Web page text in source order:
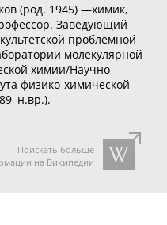
(род. 1945) —химик,
Заведующий
проблемной
молекулярной
химии/Научно-
физико-химической
Поискать больше
на Википедии